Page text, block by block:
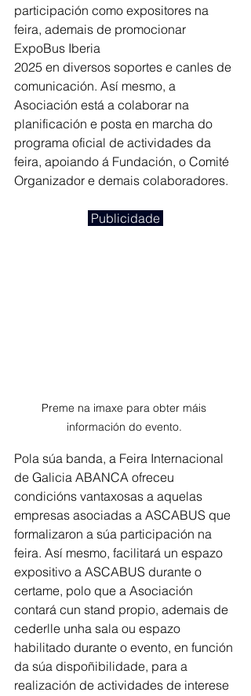
participación como expositores na
feira, ademais de promocionar
ExpoBus Iberia
2025 en diversos soportes e canles de
comunicación. Así mesmo, a
Asociación está a colaborar na
planificación e posta en marcha do
programa oficial de actividades da
feira, apoiando á Fundación, o Comité
Organizador e demais colaboradores.
Publicidade
Preme na imaxe para obter máis
información do evento.
Pola súa banda, a Feira Internacional
de Galicia ABANCA ofreceu
condicións vantaxosas a aquelas
empresas asociadas a ASCABUS que
formalizaron a súa participación na
feira. Así mesmo, facilitará un espazo
expositivo a ASCABUS durante o
certame, polo que a Asociación
contará cun stand propio, ademais de
cederlle unha sala ou espazo
habilitado durante o evento, en función
da súa dispoñibilidade, para a
realización de actividades de interese